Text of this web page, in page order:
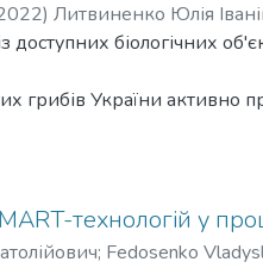
) Литвиненко Юлія
доступних біологічних
грибів України активно
А. С. Макаренка у рамках
факультету та учні-
для вивчення,
тварин легко
технологій у
; Fedosenko